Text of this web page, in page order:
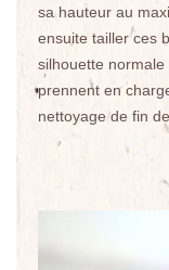
sa hauteur au
ensuite tailler ces
silhouette normale
prennent en
nettoyage de fin